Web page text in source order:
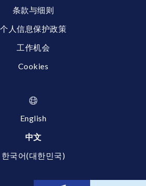
条款与细则
个人信息保护政策
工作机会
Cookies
English
中文
한국어(대한민국)